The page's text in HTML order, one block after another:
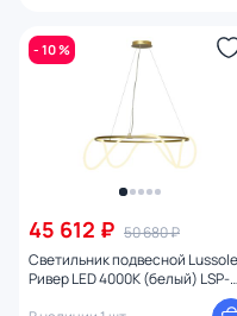
- 10 %
45 612 ₽ 50 680 ₽
Светильник подвесной Lussole
Ривер LED 4000К (белый) LSP-